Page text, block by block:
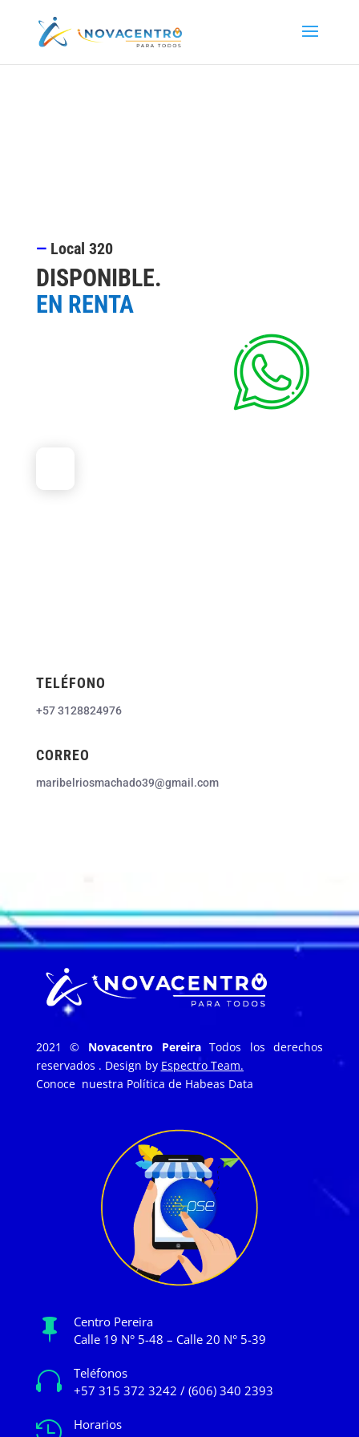
—Local 320
DISPONIBLE.
EN RENTA
TELÉFONO
+57 3128824976
CORREO
maribelriosmachado39@gmail.com
2021 © Novacentro PereiraTodos los derechos
reservados . Design by Espectro Team.
Conoce nuestra Política de Habeas Data

Centro Pereira
Calle 19 N° 5-48 – Calle 20 N° 5-39

Teléfonos
+57 315 372 3242 / (606) 340 2393
Horarios